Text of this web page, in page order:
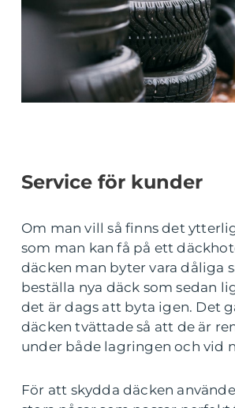
Service för kunder
Om man vill så finns det
som man kan få på ett
däcken man byter vara dåliga
beställa nya däck som sedan
det är dags att byta igen. Det
däcken tvättade så att de är
under både lagringen och vid
För att skydda däcken